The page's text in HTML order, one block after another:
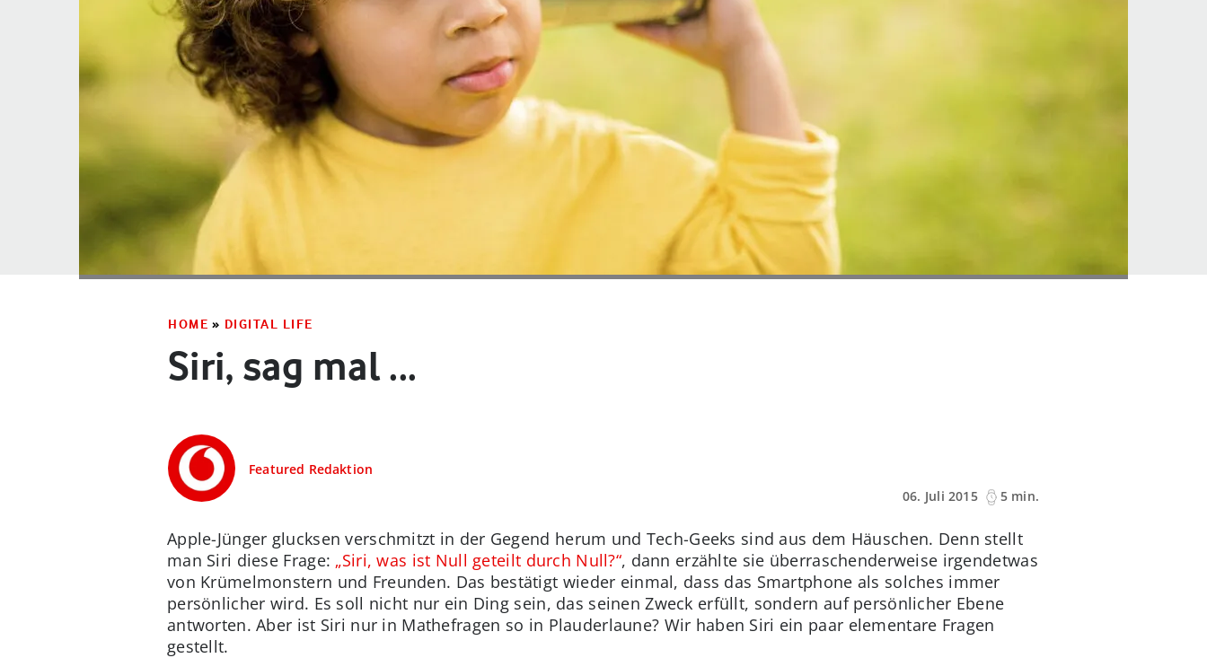
HOME » DIGITAL LIFE
Siri, sag mal ...
Featured Redaktion
06. Juli 2015
5 min.
Apple-Jünger glucksen verschmitzt in der Gegend herum und Tech-Geeks sind aus dem Häuschen. Denn stellt
man Siri diese Frage: „Siri, was ist Null geteilt durch Null?“, dann erzählte sie überraschenderweise irgendetwas
von Krümelmonstern und Freunden. Das bestätigt wieder einmal, dass das Smartphone als solches immer
persönlicher wird. Es soll nicht nur ein Ding sein, das seinen Zweck erfüllt, sondern auf persönlicher Ebene
antworten. Aber ist Siri nur in Mathefragen so in Plauderlaune? Wir haben Siri ein paar elementare Fragen
gestellt.